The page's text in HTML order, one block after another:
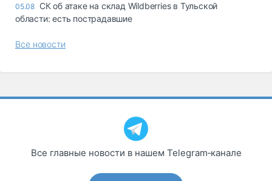
05.08 СК об атаке на склад Wildberries в Тульской
области: есть пострадавшие
Все новости
Все главные новости в нашем Telegram‑канале